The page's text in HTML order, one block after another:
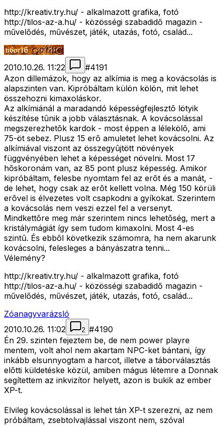
http://kreativ.try.hu/ - alkalmazott grafika, fotó
http://tilos-az-a.hu/ - közösségi szabadidő magazin -
művelődés, művészet, játék, utazás, fotó, család...
2010.10.26. 11:22 #4191
Azon dillemázok, hogy az alkímia is meg a kovácsolás is
alapszinten van. Kipróbáltam külön kölön, mit lehet
összehozni kimaxoláskor.
Az alkímiánál a maradandó képességfejlesztõ lötyik
készítése tûnik a jobb választásnak. A kovácsolással
megszerezhetõk kardok - most éppen a lélekölõ, ami
75-öt sebez. Plusz 15 erõ amuletet lehet kovácsolni. Az
alkímiával viszont az összegyûjtött növények
függvényében lehet a képességet növelni. Most 17
hõskoronám van, az 85 pont plusz képesség. Amikor
kipróbáltam, felesbe nyomtam fel az erõt és a manát, -
de lehet, hogy csak az erõt kellett volna. Még 150 körüli
erõvel is élvezetes volt csapkodni a gyíkokat. Szerintem
a kovácsolás nem veszi ezzel fel a versenyt.
Mindkettõre meg már szerintem nincs lehetõség, mert a
kristálymágiát így sem tudom kimaxolni. Most 4-es
szintû. És ebbõl következik számomra, ha nem akarunk
kovácsolni, felesleges a bányászatra tenni...
Vélemény?
http://kreativ.try.hu/ - alkalmazott grafika, fotó
http://tilos-az-a.hu/ - közösségi szabadidő magazin -
művelődés, művészet, játék, utazás, fotó, család...
Zóanagyvarázsló
2010.10.26. 11:02
2 #4190
Én 29. szinten fejeztem be, de nem power playre
mentem, volt ahol nem akartam NPC-ket bántani, így
inkább elsunnyogtam a harcot, illetve a táborválasztás
elõtti küldetéske közül, amiben mágus létemre a Donnak
segítettem az inkvizítor helyett, azon is bukik az ember
XP-t.
Elvileg kovácsolással is lehet tán XP-t szerezni, az nem
próbáltam, zsebtolvajlással viszont nem, szóval